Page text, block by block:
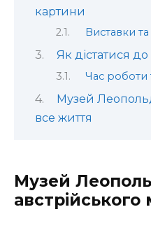
картини
Виставки та
Як дістатися
Час роботи
Музей
все життя
Музей